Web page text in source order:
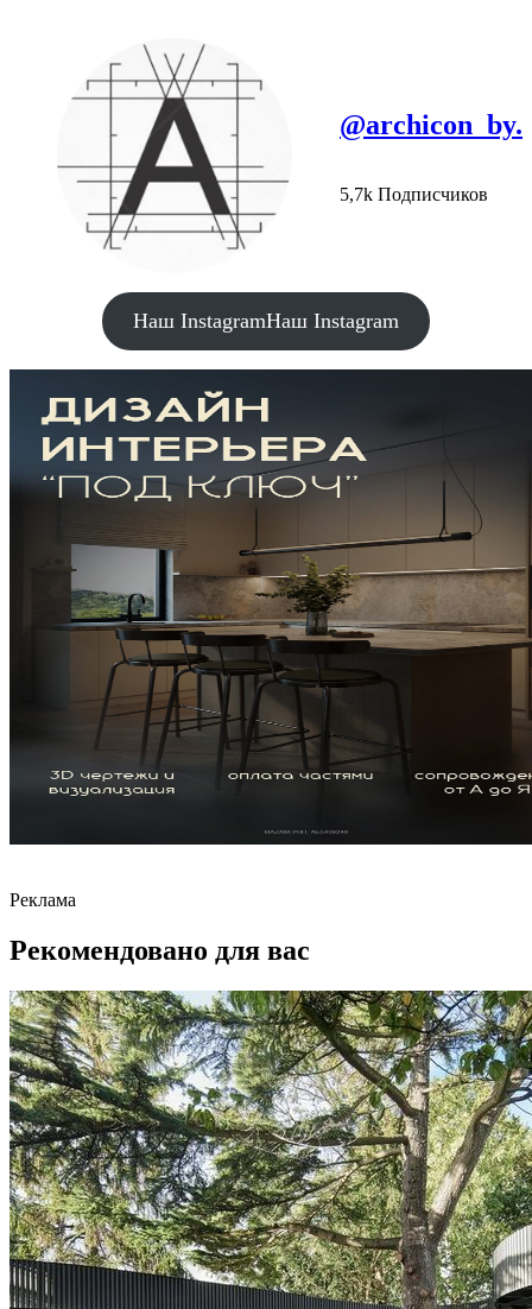
@archicon_by.
5,7k Подписчиков
Наш InstagramНаш Instagram
Реклама
Рекомендовано для вас